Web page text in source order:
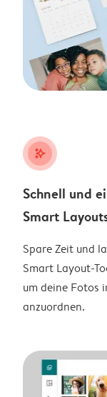
stars_plus
Schnell und
Smart
Spare Zeit und
Smart Layout-
um deine Fotos
anzuordnen.